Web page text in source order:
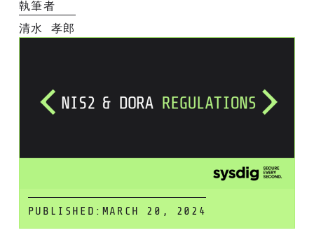
執筆者
清水 孝郎
PUBLISHED: MARCH 20, 2024